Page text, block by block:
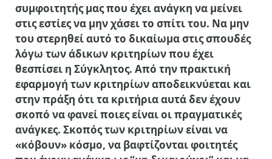
συμφοιτητής μας που έχει ανάγκη να μείνει
στις εστίες να μην χάσει το σπίτι του. Να μην
του στερηθεί αυτό το δικαίωμα στις σπουδές
λόγω των άδικων κριτηρίων που έχει
θεσπίσει η Σύγκλητος. Από την πρακτική
εφαρμογή των κριτηρίων αποδεικνύεται και
στην πράξη ότι τα κριτήρια αυτά δεν έχουν
σκοπό να φανεί ποιες είναι οι πραγματικές
ανάγκες. Σκοπός των κριτηρίων είναι να
«κόβουν» κόσμο, να βαφτίζονται φοιτητές